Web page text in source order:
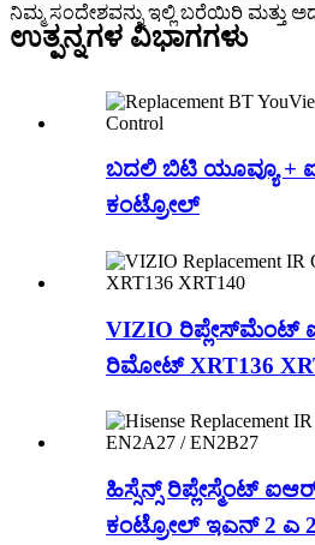
ನಿಮ್ಮ ಸಂದೇಶವನ್ನು ಇಲ್ಲಿ ಬರೆಯಿರಿ ಮತ್ತು
ಉತ್ಪನ್ನಗಳ ವಿಭಾಗಗಳು
ಬದಲಿ ಬಿಟಿ ಯೂವ್ಯೂ
ಕಂಟ್ರೋಲ್
VIZIO ರಿಪ್ಲೇಸ್‌ಮೆಂಟ್
ರಿಮೋಟ್ XRT136
ಹಿಸ್ಸೆನ್ಸ್ ರಿಪ್ಲೇಸ್ಮೆಂಟ್
ಕಂಟ್ರೋಲ್ ಇಎನ್ 2 ಎ